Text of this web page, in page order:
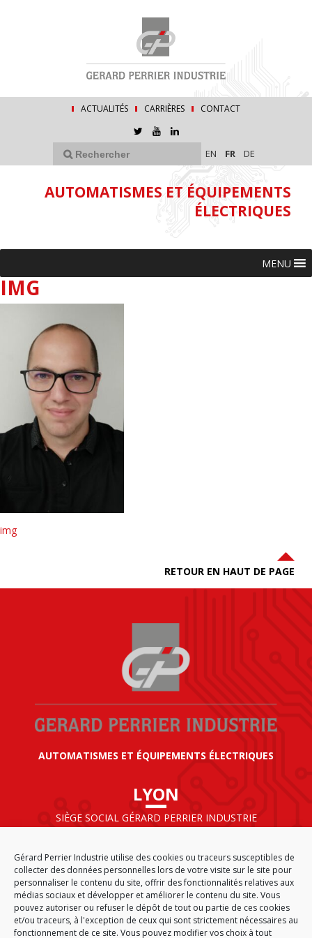
Gérard Perrier Industrie utilise des cookies ou traceurs susceptibles de
collecter des données personnelles lors de votre visite sur le site pour
personnaliser le contenu du site, offrir des fonctionnalités relatives aux
médias sociaux et développer et améliorer le contenu du site. Vous
pouvez autoriser ou refuser le dépôt de tout ou partie de ces cookies
et/ou traceurs, à l'exception de ceux qui sont strictement nécessaires au
fonctionnement de ce site. Vous pouvez modifier vos choix à tout
ACTUALITÉS CARRIÈRES CONTACT
EN FR DE
AUTOMATISMES ET ÉQUIPEMENTS
ÉLECTRIQUES
MENU
IMG
img
RETOUR EN HAUT DE PAGE
AUTOMATISMES ET ÉQUIPEMENTS ÉLECTRIQUES
LYON
SIÈGE SOCIAL GÉRARD PERRIER INDUSTRIE
69125 LYON AÉROPORT SAINT EXUPÉRY
FRANCE